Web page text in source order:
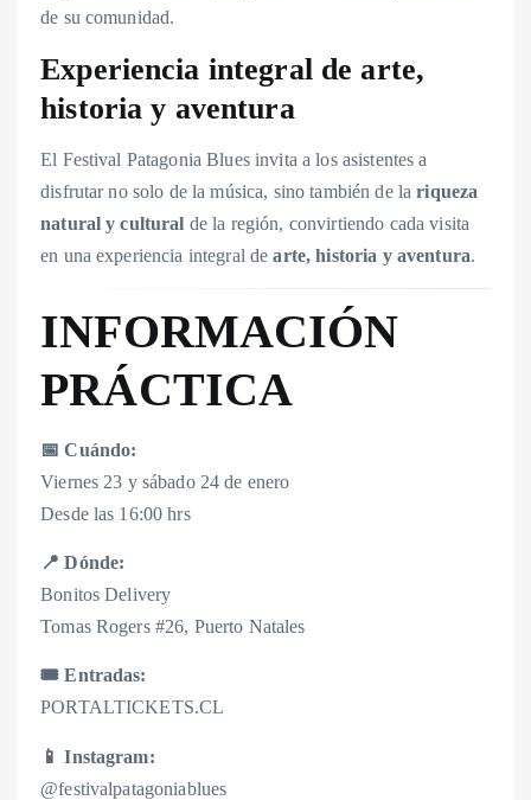
de su comunidad.
Experiencia integral de arte,
historia y aventura
El Festival Patagonia Blues invita a los asistentes a
disfrutar no solo de la música, sino también de lariqueza
natural y cultural de la región, convirtiendo cada visita
en una experiencia integral dearte, historia y aventura.
INFORMACIÓN
PRÁCTICA
📅 Cuándo:
Viernes 23 y sábado 24 de enero
Desde las 16:00 hrs
📍 Dónde:
Bonitos Delivery
Tomas Rogers #26, Puerto Natales
🎟️ Entradas:
PORTALTICKETS.CL
📱 Instagram:
@festivalpatagoniablues